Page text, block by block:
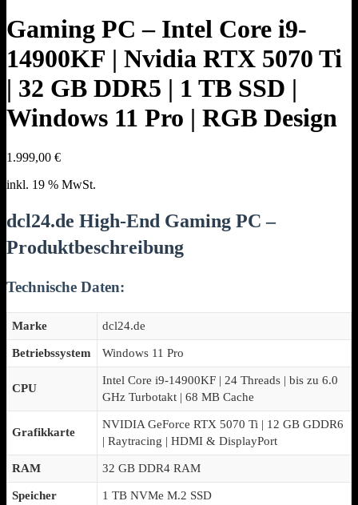
Gaming PC – Intel Core i9-
14900KF | Nvidia RTX 5070 Ti
| 32 GB DDR5 | 1 TB SSD |
Windows 11 Pro | RGB Design
1.999,00 €
inkl. 19 % MwSt.
dcl24.de High-End Gaming PC –
Produktbeschreibung
Technische Daten:
Marke dcl24.de
Betriebssystem Windows 11 Pro
CPU
Intel Core i9-14900KF | 24 Threads | bis zu 6.0
GHz Turbotakt | 68 MB Cache
Grafikkarte
NVIDIA GeForce RTX 5070 Ti | 12 GB GDDR6
| Raytracing | HDMI & DisplayPort
RAM 32 GB DDR4 RAM
Speicher 1 TB NVMe M.2 SSD